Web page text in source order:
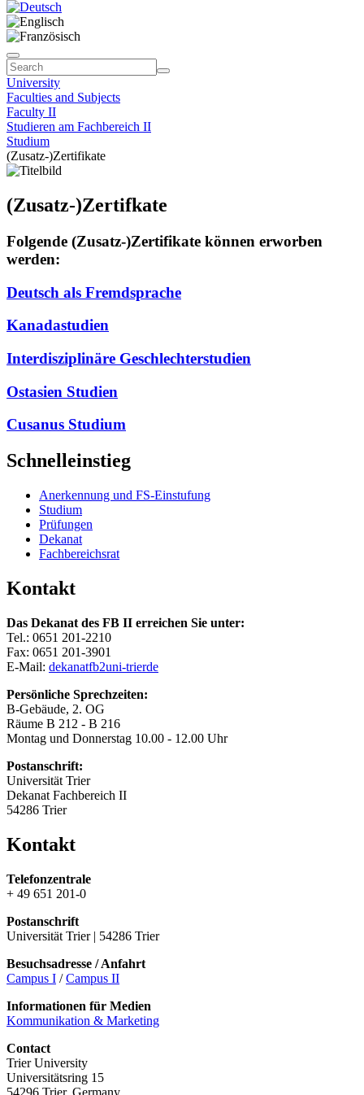
University
Faculties and Subjects
Faculty II
Studieren am Fachbereich II
Studium
(Zusatz-)Zertifikate
(Zusatz-)Zertifkate
Folgende (Zusatz-)Zertifikate können erworben
werden:
Deutsch als Fremdsprache
Kanadastudien
Interdisziplinäre Geschlechterstudien
Ostasien Studien
Cusanus Studium
Schnelleinstieg
Anerkennung und FS-Einstufung
Studium
Prüfungen
Dekanat
Fachbereichsrat
Kontakt
Das Dekanat des FB II erreichen Sie unter:
Tel.: 0651 201-2210
Fax: 0651 201-3901
E-Mail: dekanatfb2uni-trierde
Persönliche Sprechzeiten:
B-Gebäude, 2. OG
Räume B 212 - B 216
Montag und Donnerstag 10.00 - 12.00 Uhr
Postanschrift:
Universität Trier
Dekanat Fachbereich II
54286 Trier
Kontakt
Telefonzentrale
+ 49 651 201-0
Postanschrift
Universität Trier | 54286 Trier
Besuchsadresse / Anfahrt
Campus I /Campus II
Informationen für Medien
Kommunikation & Marketing
Contact
Trier University
Universitätsring 15
54296 Trier, Germany